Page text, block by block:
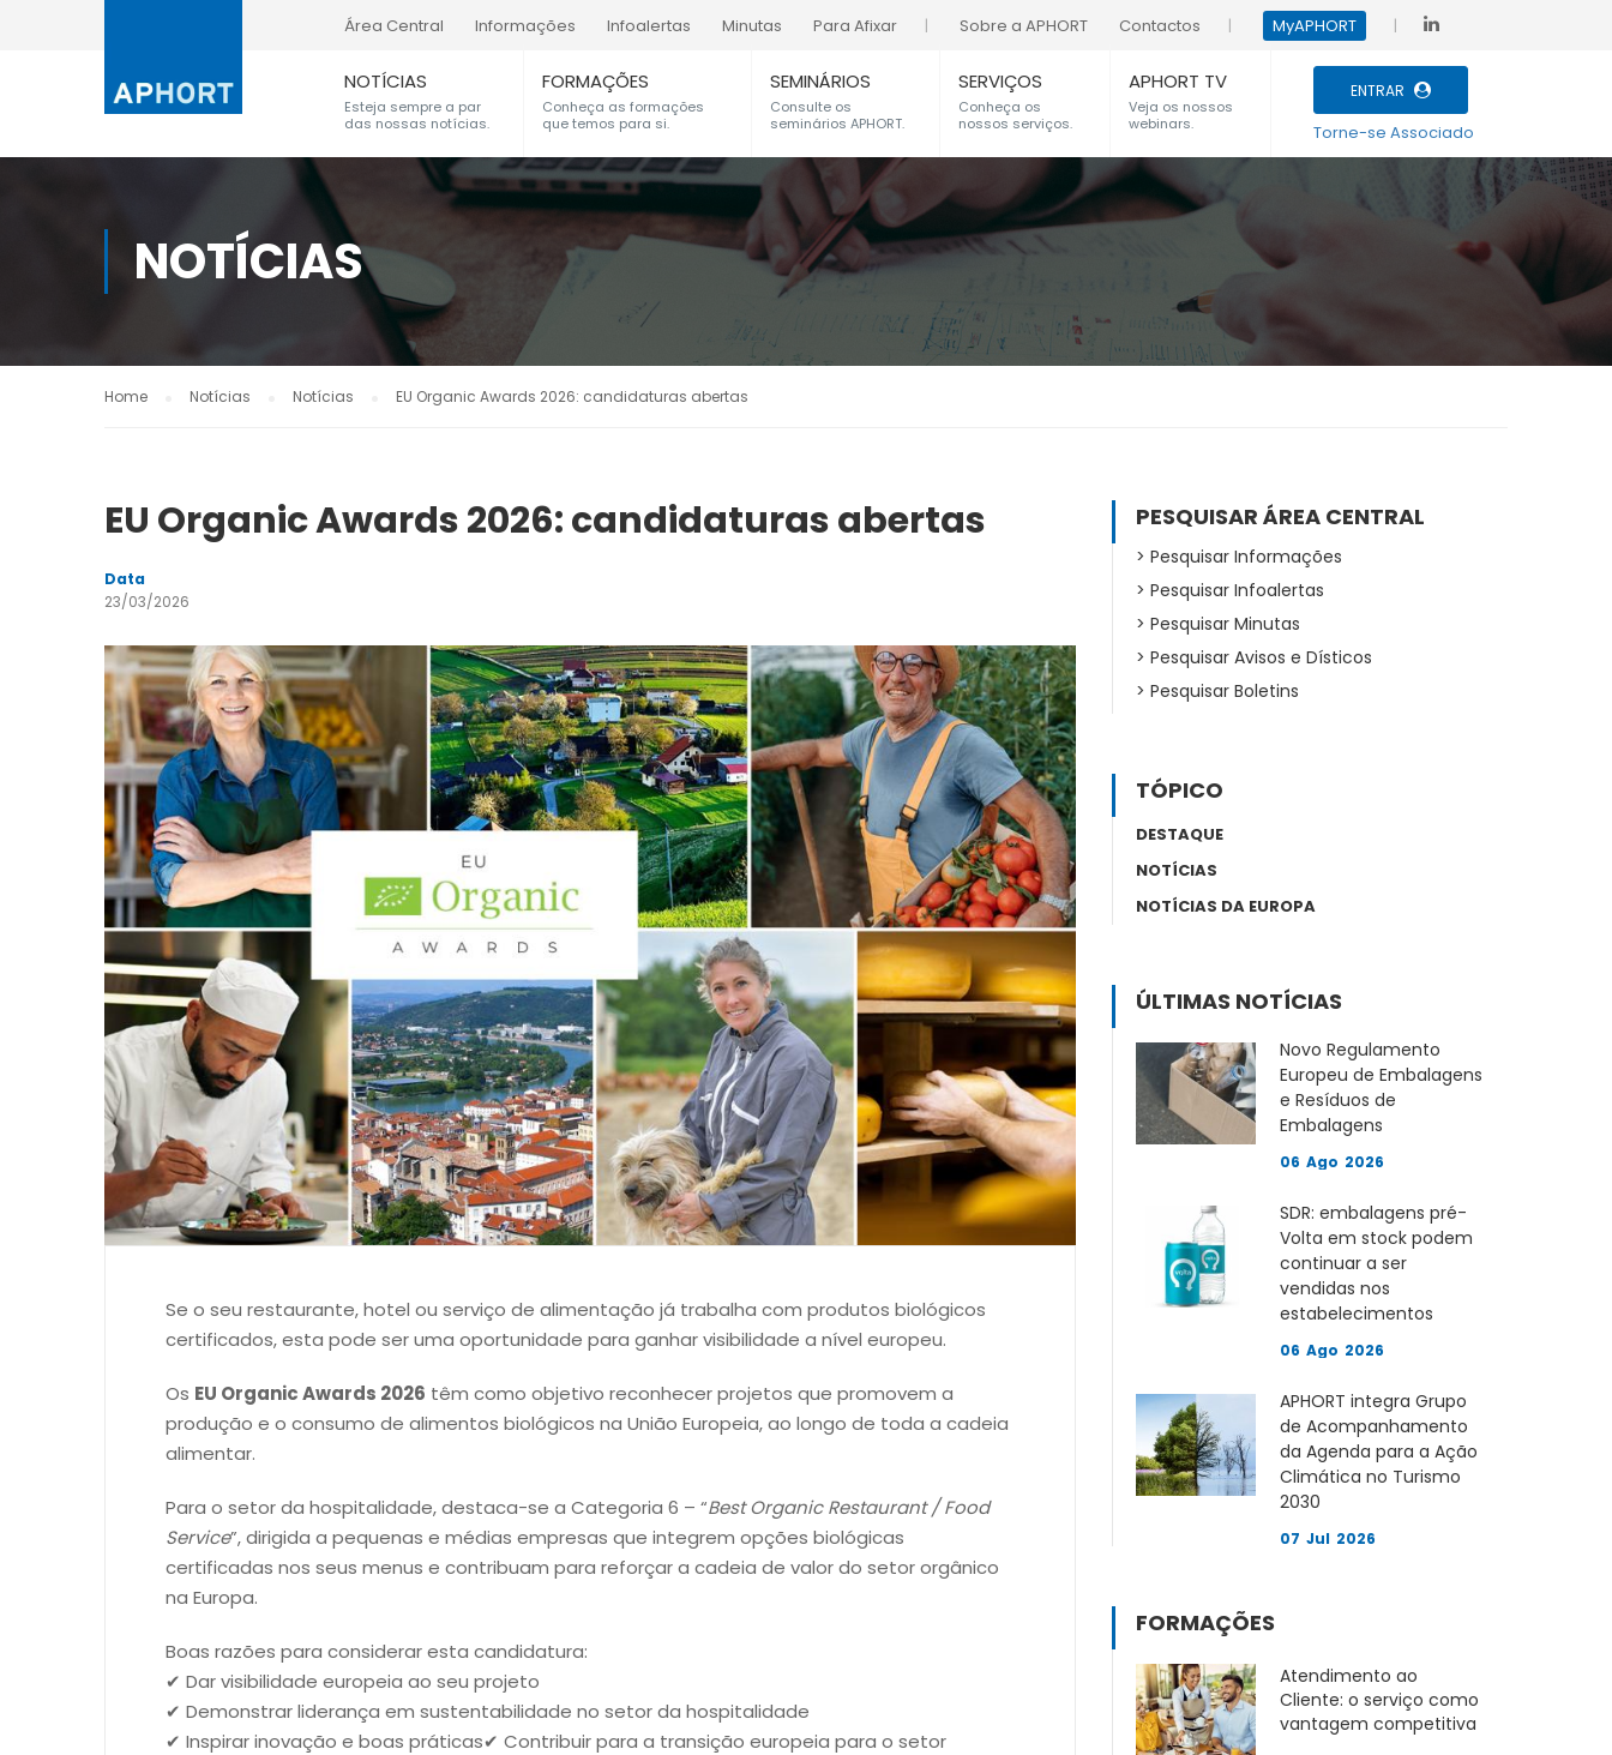
Área Central Informações Infoalertas Minutas Para Afixar Sobre a APHORT Contactos MyAPHORT
NOTÍCIAS
Esteja sempre a par
das nossas notícias.
FORMAÇÕES
Conheça as formações
que temos para si.
SEMINÁRIOS
Consulte os
seminários APHORT.
SERVIÇOS
Conheça os
nossos serviços.
APHORT TV
Veja os nossos
webinars.
ENTRAR
Torne-se Associado
NOTÍCIAS
Home Notícias Notícias EU Organic Awards 2026: candidaturas abertas
EU Organic Awards 2026: candidaturas abertas
Data
23/03/2026
Se o seu restaurante, hotel ou serviço de alimentação já trabalha com produtos biológicos
certificados, esta pode ser uma oportunidade para ganhar visibilidade a nível europeu.
Os EU Organic Awards 2026 têm como objetivo reconhecer projetos que promovem a
produção e o consumo de alimentos biológicos na União Europeia, ao longo de toda a cadeia
alimentar.
Para o setor da hospitalidade, destaca-se a Categoria 6 – “Best Organic Restaurant / Food
Service”, dirigida a pequenas e médias empresas que integrem opções biológicas
certificadas nos seus menus e contribuam para reforçar a cadeia de valor do setor orgânico
na Europa.
Boas razões para considerar esta candidatura:
✔ Dar visibilidade europeia ao seu projeto
✔ Demonstrar liderança em sustentabilidade no setor da hospitalidade
✔ Inspirar inovação e boas práticas ✔ Contribuir para a transição europeia para o setor
PESQUISAR ÁREA CENTRAL
Pesquisar Informações
Pesquisar Infoalertas
Pesquisar Minutas
Pesquisar Avisos e Dísticos
Pesquisar Boletins
TÓPICO
DESTAQUE
NOTÍCIAS
NOTÍCIAS DA EUROPA
ÚLTIMAS NOTÍCIAS
Novo Regulamento
Europeu de Embalagens
e Resíduos de
Embalagens
06 Ago 2026
SDR: embalagens pré-
Volta em stock podem
continuar a ser
vendidas nos
estabelecimentos
06 Ago 2026
APHORT integra Grupo
de Acompanhamento
da Agenda para a Ação
Climática no Turismo
2030
07 Jul 2026
FORMAÇÕES
Atendimento ao
Cliente: o serviço como
vantagem competitiva